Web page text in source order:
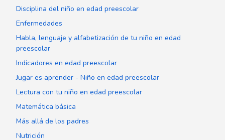
Disciplina del niño en edad preescolar
Enfermedades
Habla, lenguaje y alfabetización de tu niño en edad
preescolar
Indicadores en edad preescolar
Jugar es aprender - Niño en edad preescolar
Lectura con tu niño en edad preescolar
Matemática básica
Más allá de los padres
Nutrición